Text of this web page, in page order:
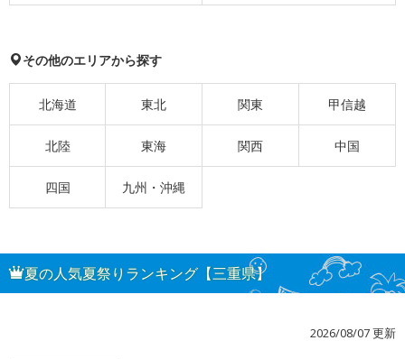
その他のエリアから探す
北海道 東北 関東 甲信越
北陸 東海 関西 中国
四国 九州・沖縄
夏の人気夏祭りランキング【三重県】
2026/08/07 更新